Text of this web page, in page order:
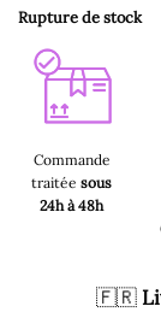
Rupture de stock
Commande
traitée sous
24h à 48h
🇫🇷